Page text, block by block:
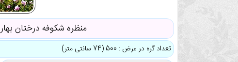
منظره شکوفه درختان بهار
تعداد گره در عرض : 500 (74 سانتی متر)